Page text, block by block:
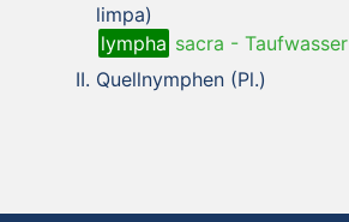
limpa)
lympha sacra - Taufwasser
Quellnymphen (Pl.)